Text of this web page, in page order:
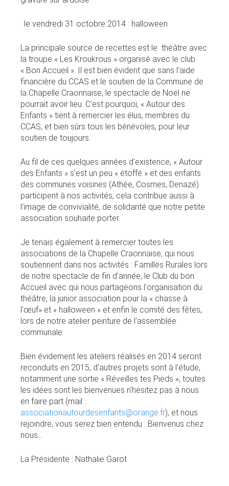
· le vendredi 31 octobre 2014 : halloween
La principale source de recettes est le théâtre avec
la troupe « Les Kroukrous » organisé avec le club
« Bon Accueil ». Il est bien évident que sans l'aide
financière du CCAS et le soutien de la Commune de
la Chapelle Craonnaise, le spectacle de Noël ne
pourrait avoir lieu. C'est pourquoi, « Autour des
Enfants » tient à remercier les élus, membres du
CCAS, et bien sûrs tous les bénévoles, pour leur
soutien de toujours.
Au fil de ces quelques années d'existence, « Autour
des Enfants » s'est un peu « étoffé » et des enfants
des communes voisines (Athée, Cosmes, Denazé)
participent à nos activités, cela contribue aussi à
l'image de convivialité, de solidarité que notre petite
association souhaite porter.
Je tenais également à remercier toutes les
associations de la Chapelle Craonnaise, qui nous
soutiennent dans nos activités : Familles Rurales lors
de notre spectacle de fin d'année, le Club du bon
Accueil avec qui nous partageons l'organisation du
théâtre, la junior association pour la « chasse à
l'œuf» et « halloween » et enfin le comité des fêtes,
lors de notre atelier peinture de l'assemblée
communale.
Bien évidement les ateliers réalisés en 2014 seront
reconduits en 2015, d'autres projets sont à l'étude,
notamment une sortie « Réveilles tes Pieds », toutes
les idées sont les bienvenues n'hésitez pas à nous
en faire part (mail :
associationautourdesenfants@orange.fr), et nous
rejoindre, vous serez bien entendu : Bienvenus chez
nous...
La Présidente : Nathalie Garot